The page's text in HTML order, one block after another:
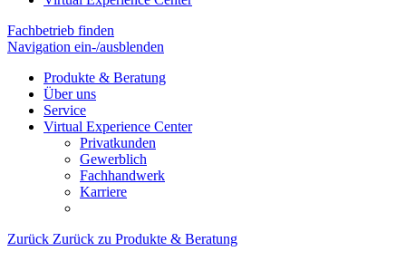
Fachbetrieb finden
Navigation ein-/ausblenden
Produkte & Beratung
Über uns
Service
Virtual Experience Center
Privatkunden
Gewerblich
Fachhandwerk
Karriere
Zurück Zurück zu Produkte & Beratung